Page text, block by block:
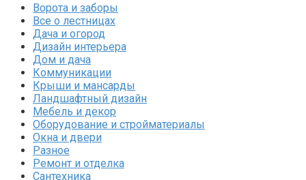
Ворота и заборы
Все о лестницах
Дача и огород
Дизайн интерьера
Дом и дача
Коммуникации
Крыши и мансарды
Ландшафтный дизайн
Мебель и декор
Оборудование и стройматериалы
Окна и двери
Разное
Ремонт и отделка
Сантехника